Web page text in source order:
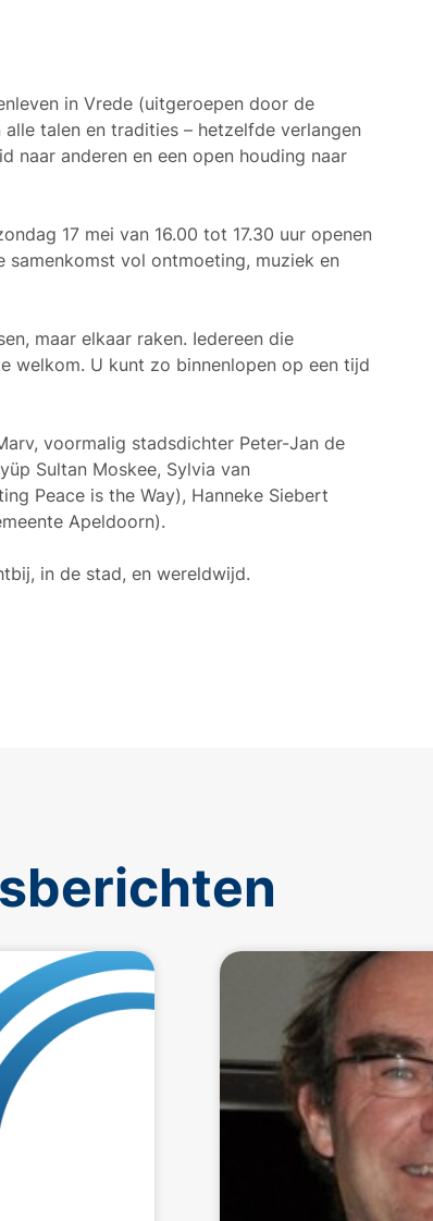
in Vrede (uitgeroepen door de
talen en tradities – hetzelfde verlangen
naar anderen en een open houding naar
17 mei van 16.00 tot 17.30 uur openen
samenkomst vol ontmoeting, muziek en
maar elkaar raken. Iedereen die
welkom. U kunt zo binnenlopen op een tijd
voormalig stadsdichter Peter-Jan de
Sultan Moskee, Sylvia van
Peace is the Way), Hanneke Siebert
Apeldoorn).
in de stad, en wereldwijd.